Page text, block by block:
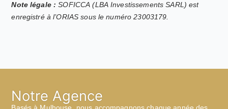
Note légale : SOFICCA (LBA Investissements SARL) est
enregistré à l’ORIAS sous le numéro 23003179.
Notre Agence